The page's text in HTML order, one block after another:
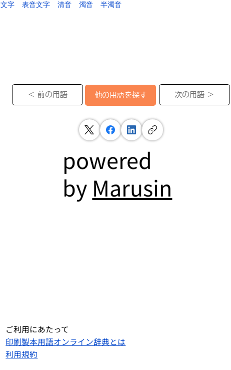
文字 表音文字 清音 濁音 半濁音
＜ 前の用語 他の用語を探す 次の用語 ＞
powered
by Marusin
ご利用にあたって
印刷製本用語オンライン辞典とは
利用規約​